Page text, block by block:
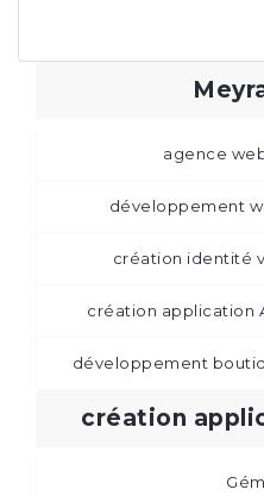
agence
développement
création identité
création application
développement
création